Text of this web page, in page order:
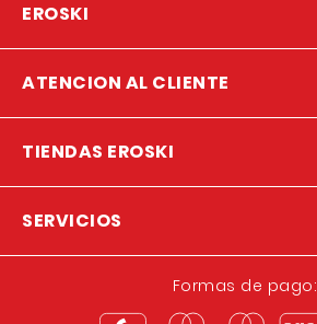
EROSKI
ATENCION AL CLIENTE
TIENDAS EROSKI
SERVICIOS
Formas de pago: